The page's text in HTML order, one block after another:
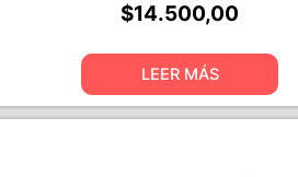
$14.500,00
LEER MÁS